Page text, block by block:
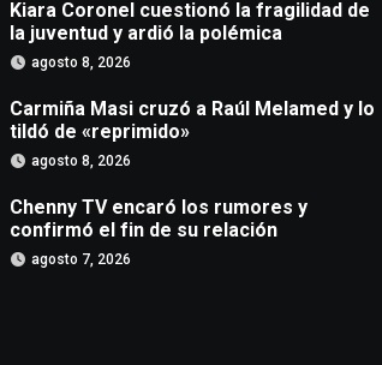
Kiara Coronel cuestionó la fragilidad de
la juventud y ardió la polémica
agosto 8, 2026
Carmiña Masi cruzó a Raúl Melamed y lo
tildó de «reprimido»
agosto 8, 2026
Chenny TV encaró los rumores y
confirmó el fin de su relación
agosto 7, 2026